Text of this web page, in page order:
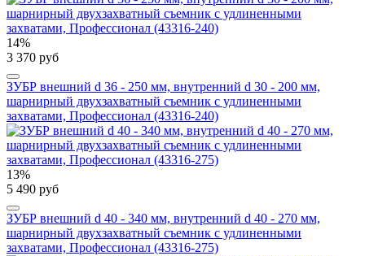
14%
3 370 руб
ЗУБР внешний d 36 - 250 мм, внутренний d 30 - 200 мм,
шарнирный двухзахватный съемник с удлиненными
захватами, Профессионал (43316-240)
13%
5 490 руб
ЗУБР внешний d 40 - 340 мм, внутренний d 40 - 270 мм,
шарнирный двухзахватный съемник с удлиненными
захватами, Профессионал (43316-275)